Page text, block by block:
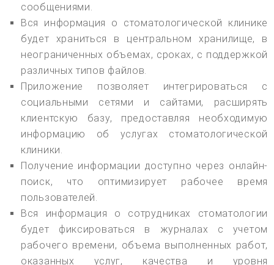
сообщениями.
Вся информация о стоматологической клинике
будет храниться в центральном хранилище, в
неограниченных объемах, сроках, с поддержкой
различных типов файлов.
Приложение позволяет интегрироваться с
социальными сетями и сайтами, расширять
клиентскую базу, предоставляя необходимую
информацию об услугах стоматологической
клиники.
Получение информации доступно через онлайн-
поиск, что оптимизирует рабочее время
пользователей.
Вся информация о сотрудниках стоматологии
будет фиксироваться в журналах с учетом
рабочего времени, объема выполненных работ,
оказанных услуг, качества и уровня